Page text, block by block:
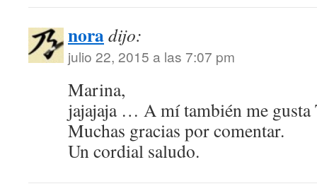
noradijo:
julio 22, 2015 a las 7:07 pm
Marina,
jajajaja … A mí también me gusta
Muchas gracias por comentar.
Un cordial saludo.